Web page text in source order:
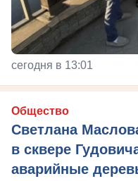
сегодня в 13:01
Общество
Светлана
в сквере
аварийные